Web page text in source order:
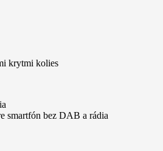
krytmi kolies
smartfón bez DAB a rádia